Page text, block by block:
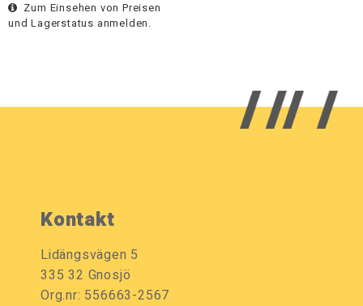
Zum Einsehen von Preisen
und Lagerstatus anmelden.
Kontakt
Lidängsvägen 5
335 32 Gnosjö
Org.nr: 556663-2567